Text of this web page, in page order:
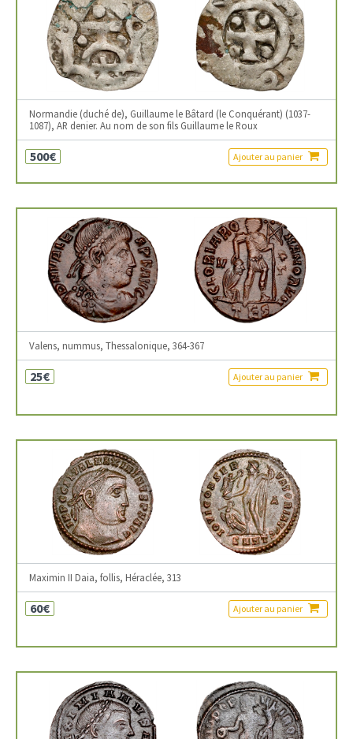
Normandie (duché de), Guillaume le Bâtard (le Conquérant) (1037-
1087), AR denier. Au nom de son fils Guillaume le Roux
500€ Ajouter au panier
Valens, nummus, Thessalonique, 364-367
25€ Ajouter au panier
Maximin II Daia, follis, Héraclée, 313
60€ Ajouter au panier